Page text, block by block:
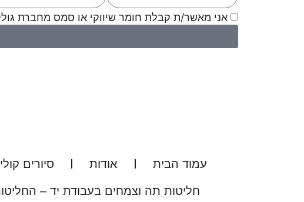
אני מאשר/ת קבלת חומר שיווקי או סמס מחברת
עמוד הבית אודות סיורים
חליטות תה וצמחים בעבודת יד –